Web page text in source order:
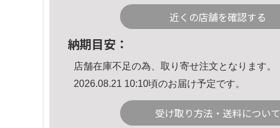
近くの店舗を確認する
納期目安：
店舗在庫不足の為、取り寄せ注文となります。
2026.08.21 10:10頃のお届け予定です。
受け取り方法・送料について